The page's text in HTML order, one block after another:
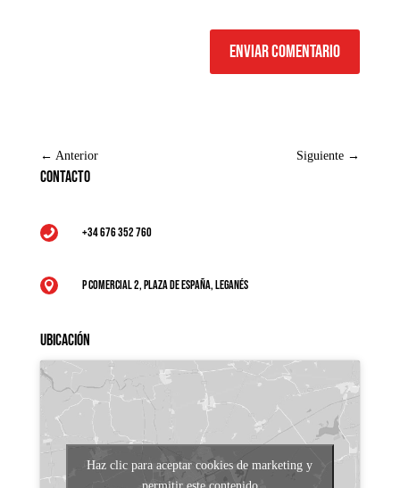
Enviar comentario
← Anterior Siguiente →
Contacto
 +34 676 352 760
 P Comercial 2, Plaza de España, Leganés
Ubicación
Haz clic para aceptar cookies de marketing y